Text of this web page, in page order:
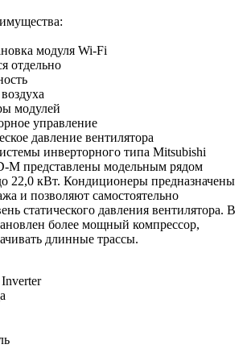
модуля Wi-Fi
отдельно
модулей
управление
давление вентилятора
инверторного типа Mitsubishi
M представлены модельным рядом
22,0 кВт. Кондиционеры предназначены
и позволяют самостоятельно
статического давления вентилятора. В
более мощный компрессор,
длинные трассы.